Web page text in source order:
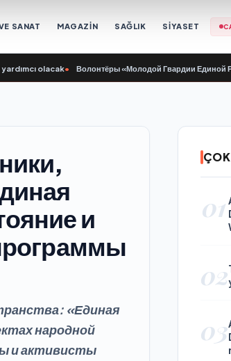
SANAT MAGAZİN SAĞLIK SİYASET
olacak• Волонтёры «Молодой Гвардии Единой
и
«Единая
народной
и активисты
01
02
03